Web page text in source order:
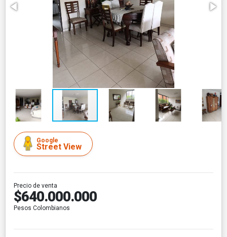
Google
Street View
Precio de venta
$640.000.000
Pesos Colombianos